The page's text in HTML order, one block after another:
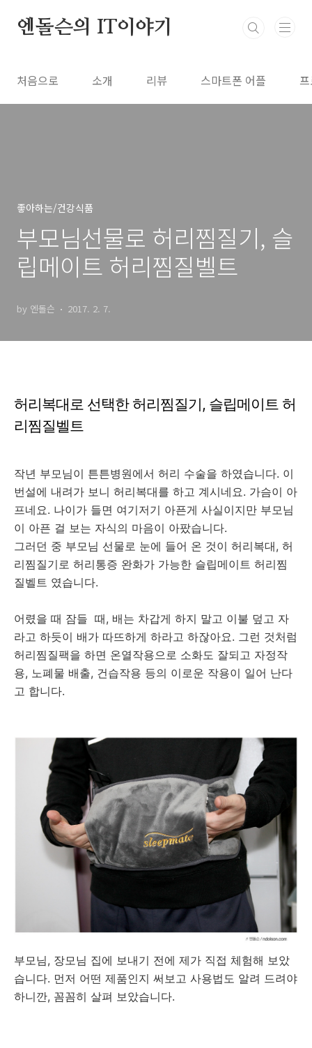
엔돌슨의 IT이야기
처음으로 소개 리뷰 스마트폰 어플
좋아하는/건강식품
부모님선물로 허리찜질기, 슬
립메이트 허리찜질벨트
by 엔돌슨 2017. 2. 7.
허리복대로 선택한 허리찜질기, 슬립메이트 허
리찜질벨트
작년 부모님이 튼튼병원에서 허리 수술을 하였습니다. 이
번설에 내려가 보니 허리복대를 하고 계시네요. 가슴이 아
프네요. 나이가 들면 여기저기 아픈게 사실이지만 부모님
이 아픈 걸 보는 자식의 마음이 아팠습니다.
그러던 중 부모님 선물로 눈에 들어 온 것이 허리복대, 허
리찜질기로 허리통증 완화가 가능한 슬립메이트 허리찜
질벨트 였습니다.
어렸을 때 잠들 때, 배는 차갑게 하지 말고 이불 덮고 자
라고 하듯이 배가 따뜨하게 하라고 하잖아요. 그런 것처럼
허리찜질팩을 하면 온열작용으로 소화도 잘되고 자정작
용, 노폐물 배출, 건습작용 등의 이로운 작용이 일어 난다
고 합니다.
부모님, 장모님 집에 보내기 전에 제가 직접 체험해 보았
습니다. 먼저 어떤 제품인지 써보고 사용법도 알려 드려야
하니깐, 꼼꼼히 살펴 보았습니다.